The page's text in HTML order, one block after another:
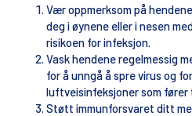
Vær oppmerksom på
deg i øynene eller i nesen
risikoen for infeksjon.
Vask hendene regelmessig
for å unngå å spre virus og
luftveisinfeksjoner som fører
Støtt immunforsvaret ditt